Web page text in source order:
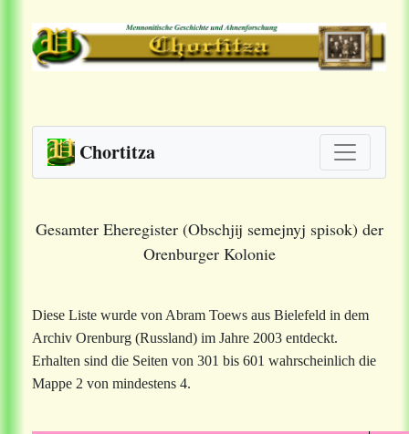
Chortitza
Gesamter Eheregister (Obschjij semejnyj spisok) der
Orenburger Kolonie
Diese Liste wurde von Abram Toews aus Bielefeld in dem
Archiv Orenburg (Russland) im Jahre 2003 entdeckt.
Erhalten sind die Seiten von 301 bis 601 wahrscheinlich die
Mappe 2 von mindestens 4.